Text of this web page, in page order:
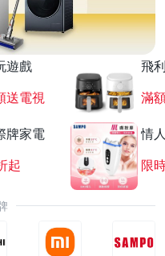
遊戲
送電視
飛
滿
牌家電
起
情
限